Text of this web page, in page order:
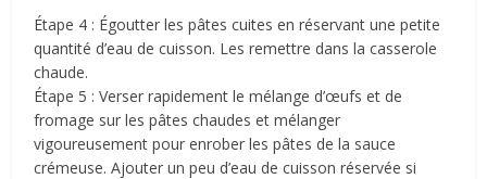
Étape 4 : Égoutter les pâtes cuites en réservant une petite
quantité d’eau de cuisson. Les remettre dans la casserole
chaude.
Étape 5 : Verser rapidement le mélange d’œufs et de
fromage sur les pâtes chaudes et mélanger
vigoureusement pour enrober les pâtes de la sauce
crémeuse. Ajouter un peu d’eau de cuisson réservée si